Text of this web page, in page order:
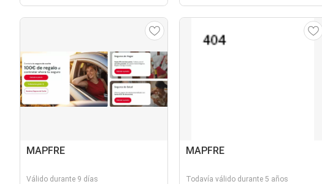
MAPFRE
Válido durante 9 días
MAPFRE
Todavía válido durante 5 años